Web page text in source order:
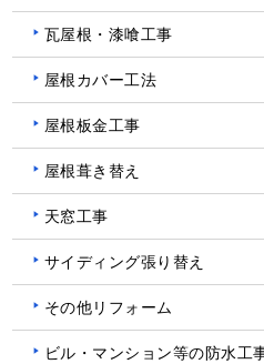
瓦屋根・漆喰工事
屋根カバー工法
屋根板金工事
屋根葺き替え
天窓工事
サイディング張り替え
その他リフォーム
ビル・マンション等の防水工